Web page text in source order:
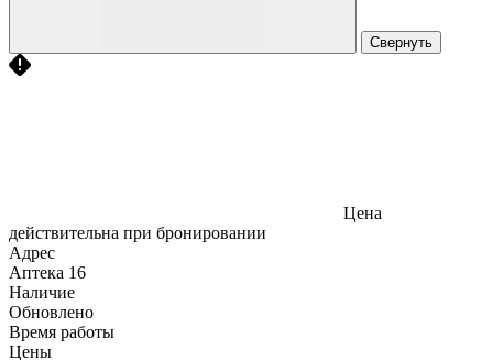
Свернуть
Цена
действительна при бронировании
Адрес
Аптека 16
Наличие
Обновлено
Время работы
Цены